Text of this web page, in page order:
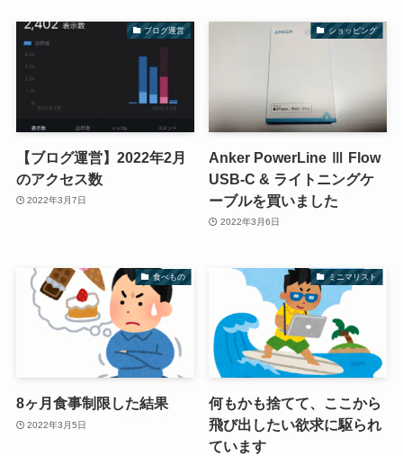
ブログ運営
【ブログ運営】2022年2月
のアクセス数
2022年3月7日
ショッピング
Anker PowerLine Ⅲ Flow
USB-C & ライトニングケ
ーブルを買いました
2022年3月6日
食べもの
8ヶ月食事制限した結果
2022年3月5日
ミニマリスト
何もかも捨てて、ここから
飛び出したい欲求に駆られ
ています